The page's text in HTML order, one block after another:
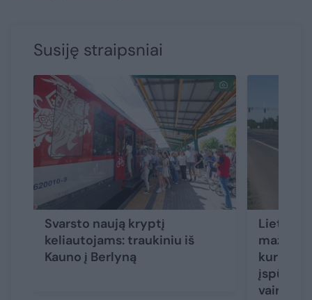
Susiję straipsniai
Svarsto naują kryptį
keliautojams: traukiniu iš
Kauno į Berlyną
mažėja
kuriose